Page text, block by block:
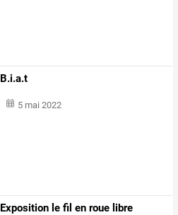
B.i.a.t
5 mai 2022
Exposition le fil en roue libre